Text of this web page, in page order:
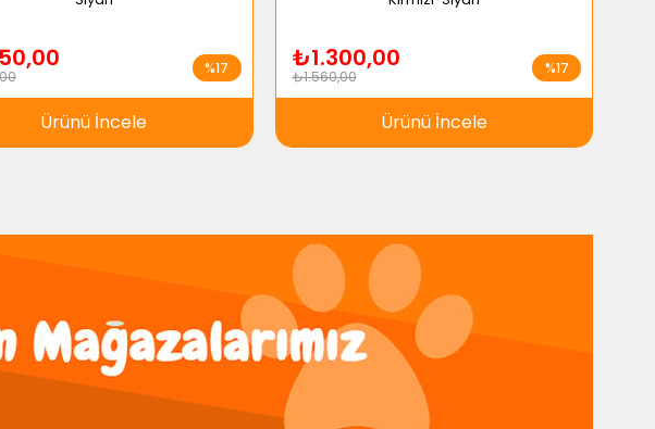
Ürünü İncele
%17 ₺1.300,00
₺1.560,00
Ürünü İncele
%17